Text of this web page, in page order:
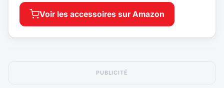
Voir les accessoires sur Amazon
PUBLICITÉ